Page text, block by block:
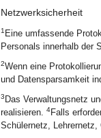
Netzwerksicherheit
1 Eine umfassende
Personals innerhalb der
2Wenn eine
und Datensparsamkeit
3 Das Verwaltungsnetz
realisieren. 4Falls
Schülernetz, Lehrernetz,